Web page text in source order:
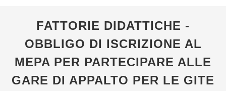
FATTORIE DIDATTICHE -
OBBLIGO DI ISCRIZIONE AL
MEPA PER PARTECIPARE ALLE
GARE DI APPALTO PER LE GITE